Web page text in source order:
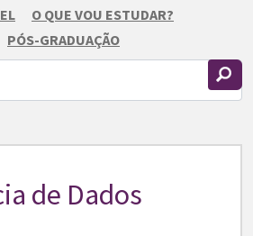
O QUE VOU ESTUDAR?
PÓS-GRADUAÇÃO
de Dados